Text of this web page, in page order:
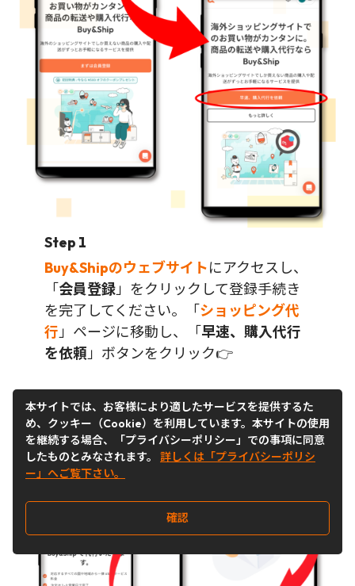
Step 1
Buy&Shipのウェブサイトにアクセスし、
「会員登録」をクリックして登録手続き
を完了してください。「ショッピング代
行」ページに移動し、「早速、購入代行
を依頼」ボタンをクリック👉
本サイトでは、お客様により適したサービスを提供するた
め、クッキー（Cookie）を利用しています。本サイトの使用
を継続する場合、「プライバシーポリシー」での事項に同意
したものとみなされます。 詳しくは「プライバシーポリシ
ー」へご覧下さい。
確認